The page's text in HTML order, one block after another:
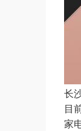
长
目
家